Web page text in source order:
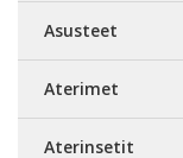
Asusteet
Aterimet
Aterinsetit